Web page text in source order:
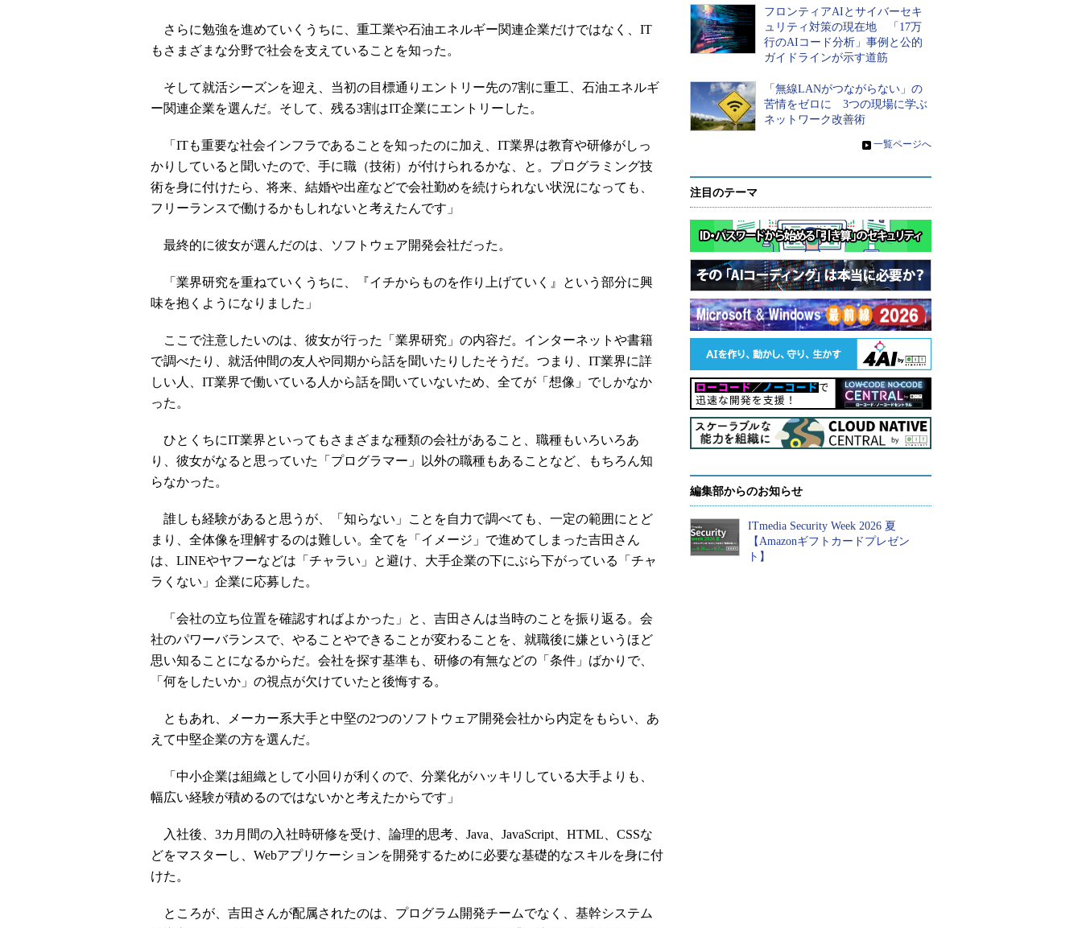
さらに勉強を進めていくうちに、重工業や石油エネルギー関連企業だけではなく、IT
もさまざまな分野で社会を支えていることを知った。
そして就活シーズンを迎え、当初の目標通りエントリー先の7割に重工、石油エネルギ
ー関連企業を選んだ。そして、残る3割はIT企業にエントリーした。
「ITも重要な社会インフラであることを知ったのに加え、IT業界は教育や研修がしっ
かりしていると聞いたので、手に職（技術）が付けられるかな、と。プログラミング技
術を身に付けたら、将来、結婚や出産などで会社勤めを続けられない状況になっても、
フリーランスで働けるかもしれないと考えたんです」
最終的に彼女が選んだのは、ソフトウェア開発会社だった。
「業界研究を重ねていくうちに、『イチからものを作り上げていく』という部分に興
味を抱くようになりました」
ここで注意したいのは、彼女が行った「業界研究」の内容だ。インターネットや書籍
で調べたり、就活仲間の友人や同期から話を聞いたりしたそうだ。つまり、IT業界に詳
しい人、IT業界で働いている人から話を聞いていないため、全てが「想像」でしかなか
った。
ひとくちにIT業界といってもさまざまな種類の会社があること、職種もいろいろあ
り、彼女がなると思っていた「プログラマー」以外の職種もあることなど、もちろん知
らなかった。
誰しも経験があると思うが、「知らない」ことを自力で調べても、一定の範囲にとど
まり、全体像を理解するのは難しい。全てを「イメージ」で進めてしまった吉田さん
は、LINEやヤフーなどは「チャラい」と避け、大手企業の下にぶら下がっている「チャ
ラくない」企業に応募した。
「会社の立ち位置を確認すればよかった」と、吉田さんは当時のことを振り返る。会
社のパワーバランスで、やることやできることが変わることを、就職後に嫌というほど
思い知ることになるからだ。会社を探す基準も、研修の有無などの「条件」ばかりで、
「何をしたいか」の視点が欠けていたと後悔する。
ともあれ、メーカー系大手と中堅の2つのソフトウェア開発会社から内定をもらい、あ
えて中堅企業の方を選んだ。
「中小企業は組織として小回りが利くので、分業化がハッキリしている大手よりも、
幅広い経験が積めるのではないかと考えたからです」
入社後、3カ月間の入社時研修を受け、論理的思考、Java、JavaScript、HTML、CSSな
どをマスターし、Webアプリケーションを開発するために必要な基礎的なスキルを身に付
けた。
ところが、吉田さんが配属されたのは、プログラム開発チームでなく、基幹システム
フロンティアAIとサイバーセキ
ュリティ対策の現在地 「17万
行のAIコード分析」事例と公的
ガイドラインが示す道筋
「無線LANがつながらない」の
苦情をゼロに 3つの現場に学ぶ
ネットワーク改善術
» 一覧ページへ
注目のテーマ
編集部からのお知らせ
ITmedia Security Week 2026 夏
【Amazonギフトカードプレゼン
ト】